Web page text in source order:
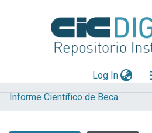
Log In(current)
Explorar
Informe Científico de Beca